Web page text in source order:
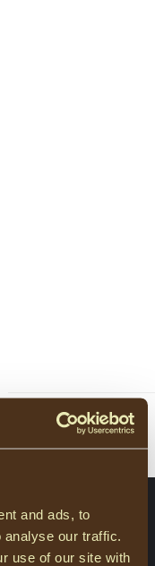
and ads, to
analyse our traffic.
use of our site with